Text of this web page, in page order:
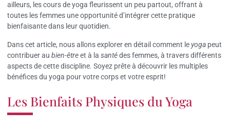
ailleurs, les cours de yoga fleurissent un peu partout, offrant à
toutes les femmes une opportunité d’intégrer cette pratique
bienfaisante dans leur quotidien.
Dans cet article, nous allons explorer en détail comment leyoga peut
contribuer au bien-êtreet à la santédes femmes, à travers différents
aspects de cette discipline. Soyez prête à découvrir les multiples
bénéfices du yoga pour votre corps et votre esprit!
Les Bienfaits Physiques du Yoga